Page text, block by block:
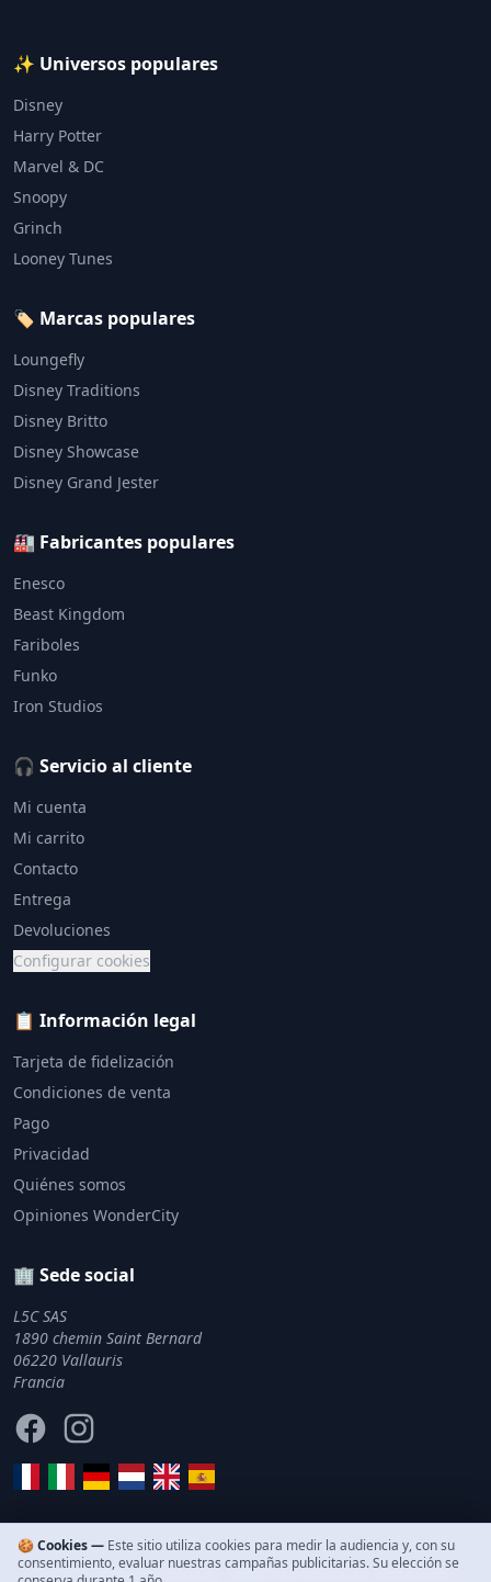
✨ Universos populares
Disney
Harry Potter
Marvel & DC
Snoopy
Grinch
Looney Tunes
🏷️ Marcas populares
Loungefly
Disney Traditions
Disney Britto
Disney Showcase
Disney Grand Jester
🏭 Fabricantes populares
Enesco
Beast Kingdom
Fariboles
Funko
Iron Studios
🎧 Servicio al cliente
Mi cuenta
Mi carrito
Contacto
Entrega
Devoluciones
Configurar cookies
📋 Información legal
Tarjeta de fidelización
Condiciones de venta
Pago
Privacidad
Quiénes somos
Opiniones WonderCity
🏢 Sede social
L5C SAS
1890 chemin Saint Bernard
06220 Vallauris
Francia
FacebookInstagram
© 2011–2026 WonderCity. Todos los derechos reservados.
🍪 Cookies — Este sitio utiliza cookies para medir la audiencia y, con su
consentimiento, evaluar nuestras campañas publicitarias. Su elección se